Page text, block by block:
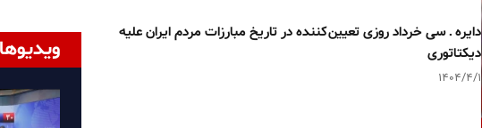
دایره ـ سی خرداد روزی تعیین‌کننده در تاریخ مبارزات مردم ایران علیه
دیکتاتوری
۱۴۰۴/۴/۱